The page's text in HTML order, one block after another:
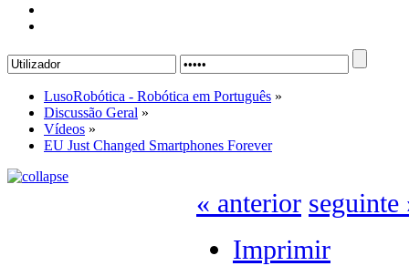
LusoRobótica - Robótica em Português »
Discussão Geral »
Vídeos »
EU Just Changed Smartphones Forever
« anterior seguinte
Imprimir